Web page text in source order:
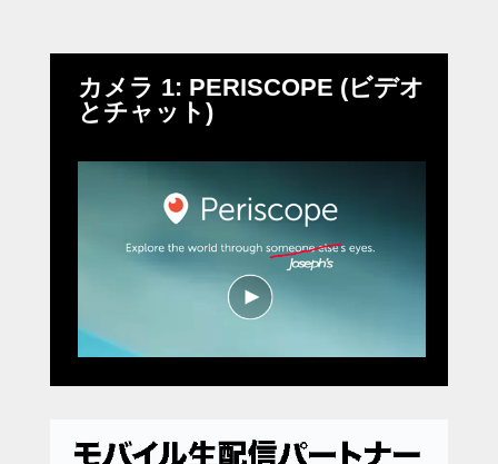
カメラ 1: PERISCOPE (ビデオ
とチャット)